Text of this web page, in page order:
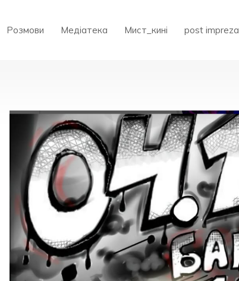
Розмови Медіатека Мист_кині post impreza